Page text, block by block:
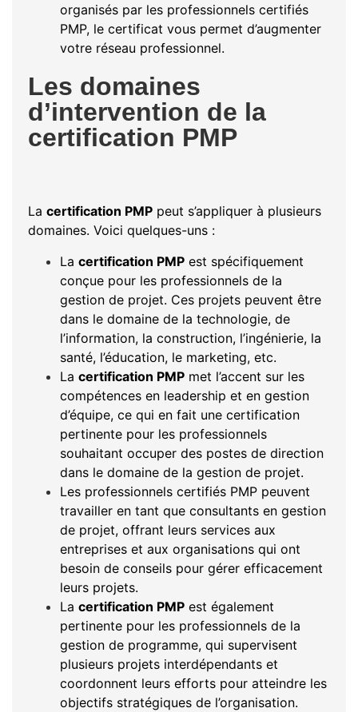
organisés par les professionnels certifiés
PMP, le certificat vous permet d’augmenter
votre réseau professionnel.
Les domaines
d’intervention de la
certification PMP
La certification PMP peut s’appliquer à plusieurs
domaines. Voici quelques-uns :
La certification PMP est spécifiquement
conçue pour les professionnels de la
gestion de projet. Ces projets peuvent être
dans le domaine de la technologie, de
l’information, la construction, l’ingénierie, la
santé, l’éducation, le marketing, etc.
La certification PMP met l’accent sur les
compétences en leadership et en gestion
d’équipe, ce qui en fait une certification
pertinente pour les professionnels
souhaitant occuper des postes de direction
dans le domaine de la gestion de projet.
Les professionnels certifiés PMP peuvent
travailler en tant que consultants en gestion
de projet, offrant leurs services aux
entreprises et aux organisations qui ont
besoin de conseils pour gérer efficacement
leurs projets.
La certification PMP est également
pertinente pour les professionnels de la
gestion de programme, qui supervisent
plusieurs projets interdépendants et
coordonnent leurs efforts pour atteindre les
objectifs stratégiques de l’organisation.